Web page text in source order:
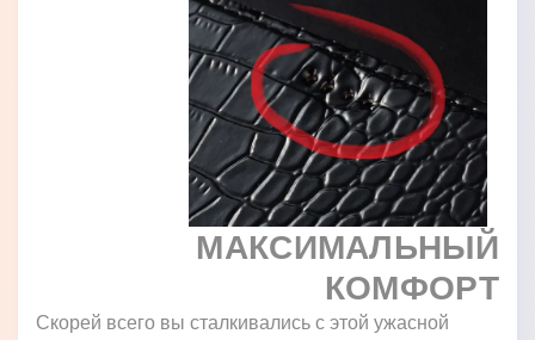
МАКСИМАЛЬНЫЙ
КОМФОРТ
Скорей всего вы сталкивались с этой ужасной